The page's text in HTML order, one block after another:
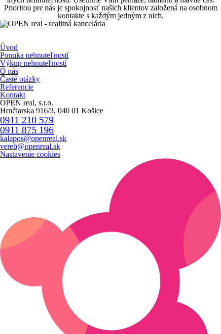
Prioritou pre nás je spokojnosť našich klientov založená na osobnom
kontakte s každým jedným z nich.
Úvod
Ponuka nehnuteľností
Výkup nehnuteľností
O nás
Časté otázky
Referencie
Kontakt
OPEN real, s.r.o.
Hrnčiarska 916/3, 040 01 Košice
0911 210 579
0911 875 196
kalapos@openreal.sk
vereb@openreal.sk
Nastavenie cookies